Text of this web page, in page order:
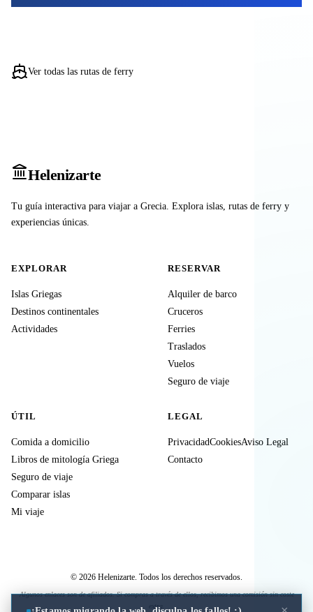
Ver todas las rutas de ferry
Helenizarte
Tu guía interactiva para viajar a Grecia. Explora islas, rutas de ferry y
experiencias únicas.
EXPLORAR
Islas Griegas
Destinos continentales
Actividades
RESERVAR
Alquiler de barco
Cruceros
Ferries
Traslados
Vuelos
Seguro de viaje
ÚTIL
Comida a domicilio
Libros de mitología Griega
Seguro de viaje
Comparar islas
Mi viaje
LEGAL
PrivacidadCookiesAviso Legal
Contacto
© 2026 Helenizarte. Todos los derechos reservados.
Algunos enlaces son de afiliados. Si compras a través de ellos, recibimos una comisión sin coste
extra.